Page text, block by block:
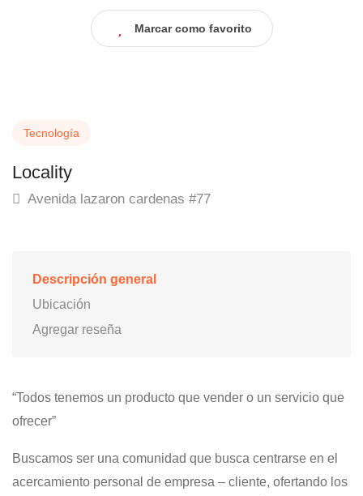
Marcar como favorito
Tecnología
Locality
Avenida lazaron cardenas #77
Descripción general
Ubicación
Agregar reseña
“Todos tenemos un producto que vender o un servicio que
ofrecer”
Buscamos ser una comunidad que busca centrarse en el
acercamiento personal de empresa – cliente, ofertando los